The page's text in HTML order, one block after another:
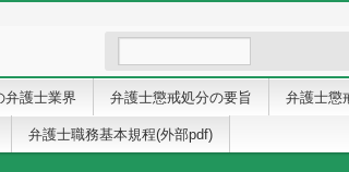
弁護士業界 弁護士懲戒処分の要旨 弁護士懲
弁護士職務基本規程(外部pdf)